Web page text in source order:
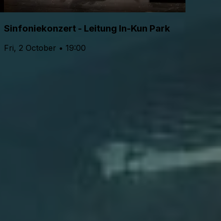
Sinfoniekonzert - Leitung In-Kun Park
Fri, 2 October • 19:00